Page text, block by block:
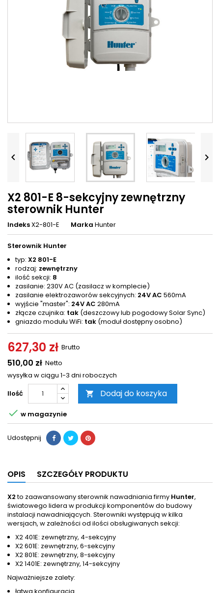
 
X2 801-E 8-sekcyjny zewnętrzny
sterownik Hunter
IndeksX2-801-E Marka Hunter
Sterownik Hunter
typ: X2 801-E
rodzaj: zewnętrzny
ilość sekcji: 8
zasilanie: 230V AC (zasilacz w komplecie)
zasilanie elektrozaworów sekcyjnych: 24V AC 560mA
wyjście "master": 24V AC 280mA
złącze czujnika: tak (deszczowy lub pogodowy Solar Sync)
gniazdo modułu WiFi: tak (moduł dostępny osobno)
627,30 zł Brutto
510,00 zł Netto
wysyłka w ciągu 1-3 dni roboczych
Ilość
 Dodaj do koszyka
 w magazynie
Udostępnij
OPIS SZCZEGÓŁY PRODUKTU
X2to zaawansowany sterownik nawadniania firmy Hunter,
światowego lidera w produkcji komponentów do budowy
instalacji nawadniających. Sterowniki występują w kilka
wersjach, w zależności od ilości obsługiwanych sekcji:
X2 401E: zewnętrzny, 4-sekcyjny
X2 601E: zewnętrzny, 6-sekcyjny
X2 801E: zewnętrzny, 8-sekcyjny
X2 1401E: zewnętrzny, 14-sekcyjny
Najważniejsze zalety: